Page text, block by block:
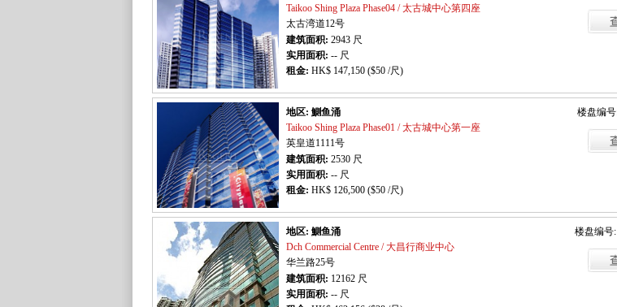
Taikoo Shing Plaza Phase04 / 太古城中心第四座
太古湾道12号
建筑面积: 2943 尺
实用面积: -- 尺
租金: HK$ 147,150 ($50 /尺)
地区: 鰂鱼涌
楼盘编号
Taikoo Shing Plaza Phase01 / 太古城中心第一座
英皇道1111号
建筑面积: 2530 尺
实用面积: -- 尺
租金: HK$ 126,500 ($50 /尺)
地区: 鰂鱼涌
楼盘编号:
Dch Commercial Centre / 大昌行商业中心
华兰路25号
建筑面积: 12162 尺
实用面积: -- 尺